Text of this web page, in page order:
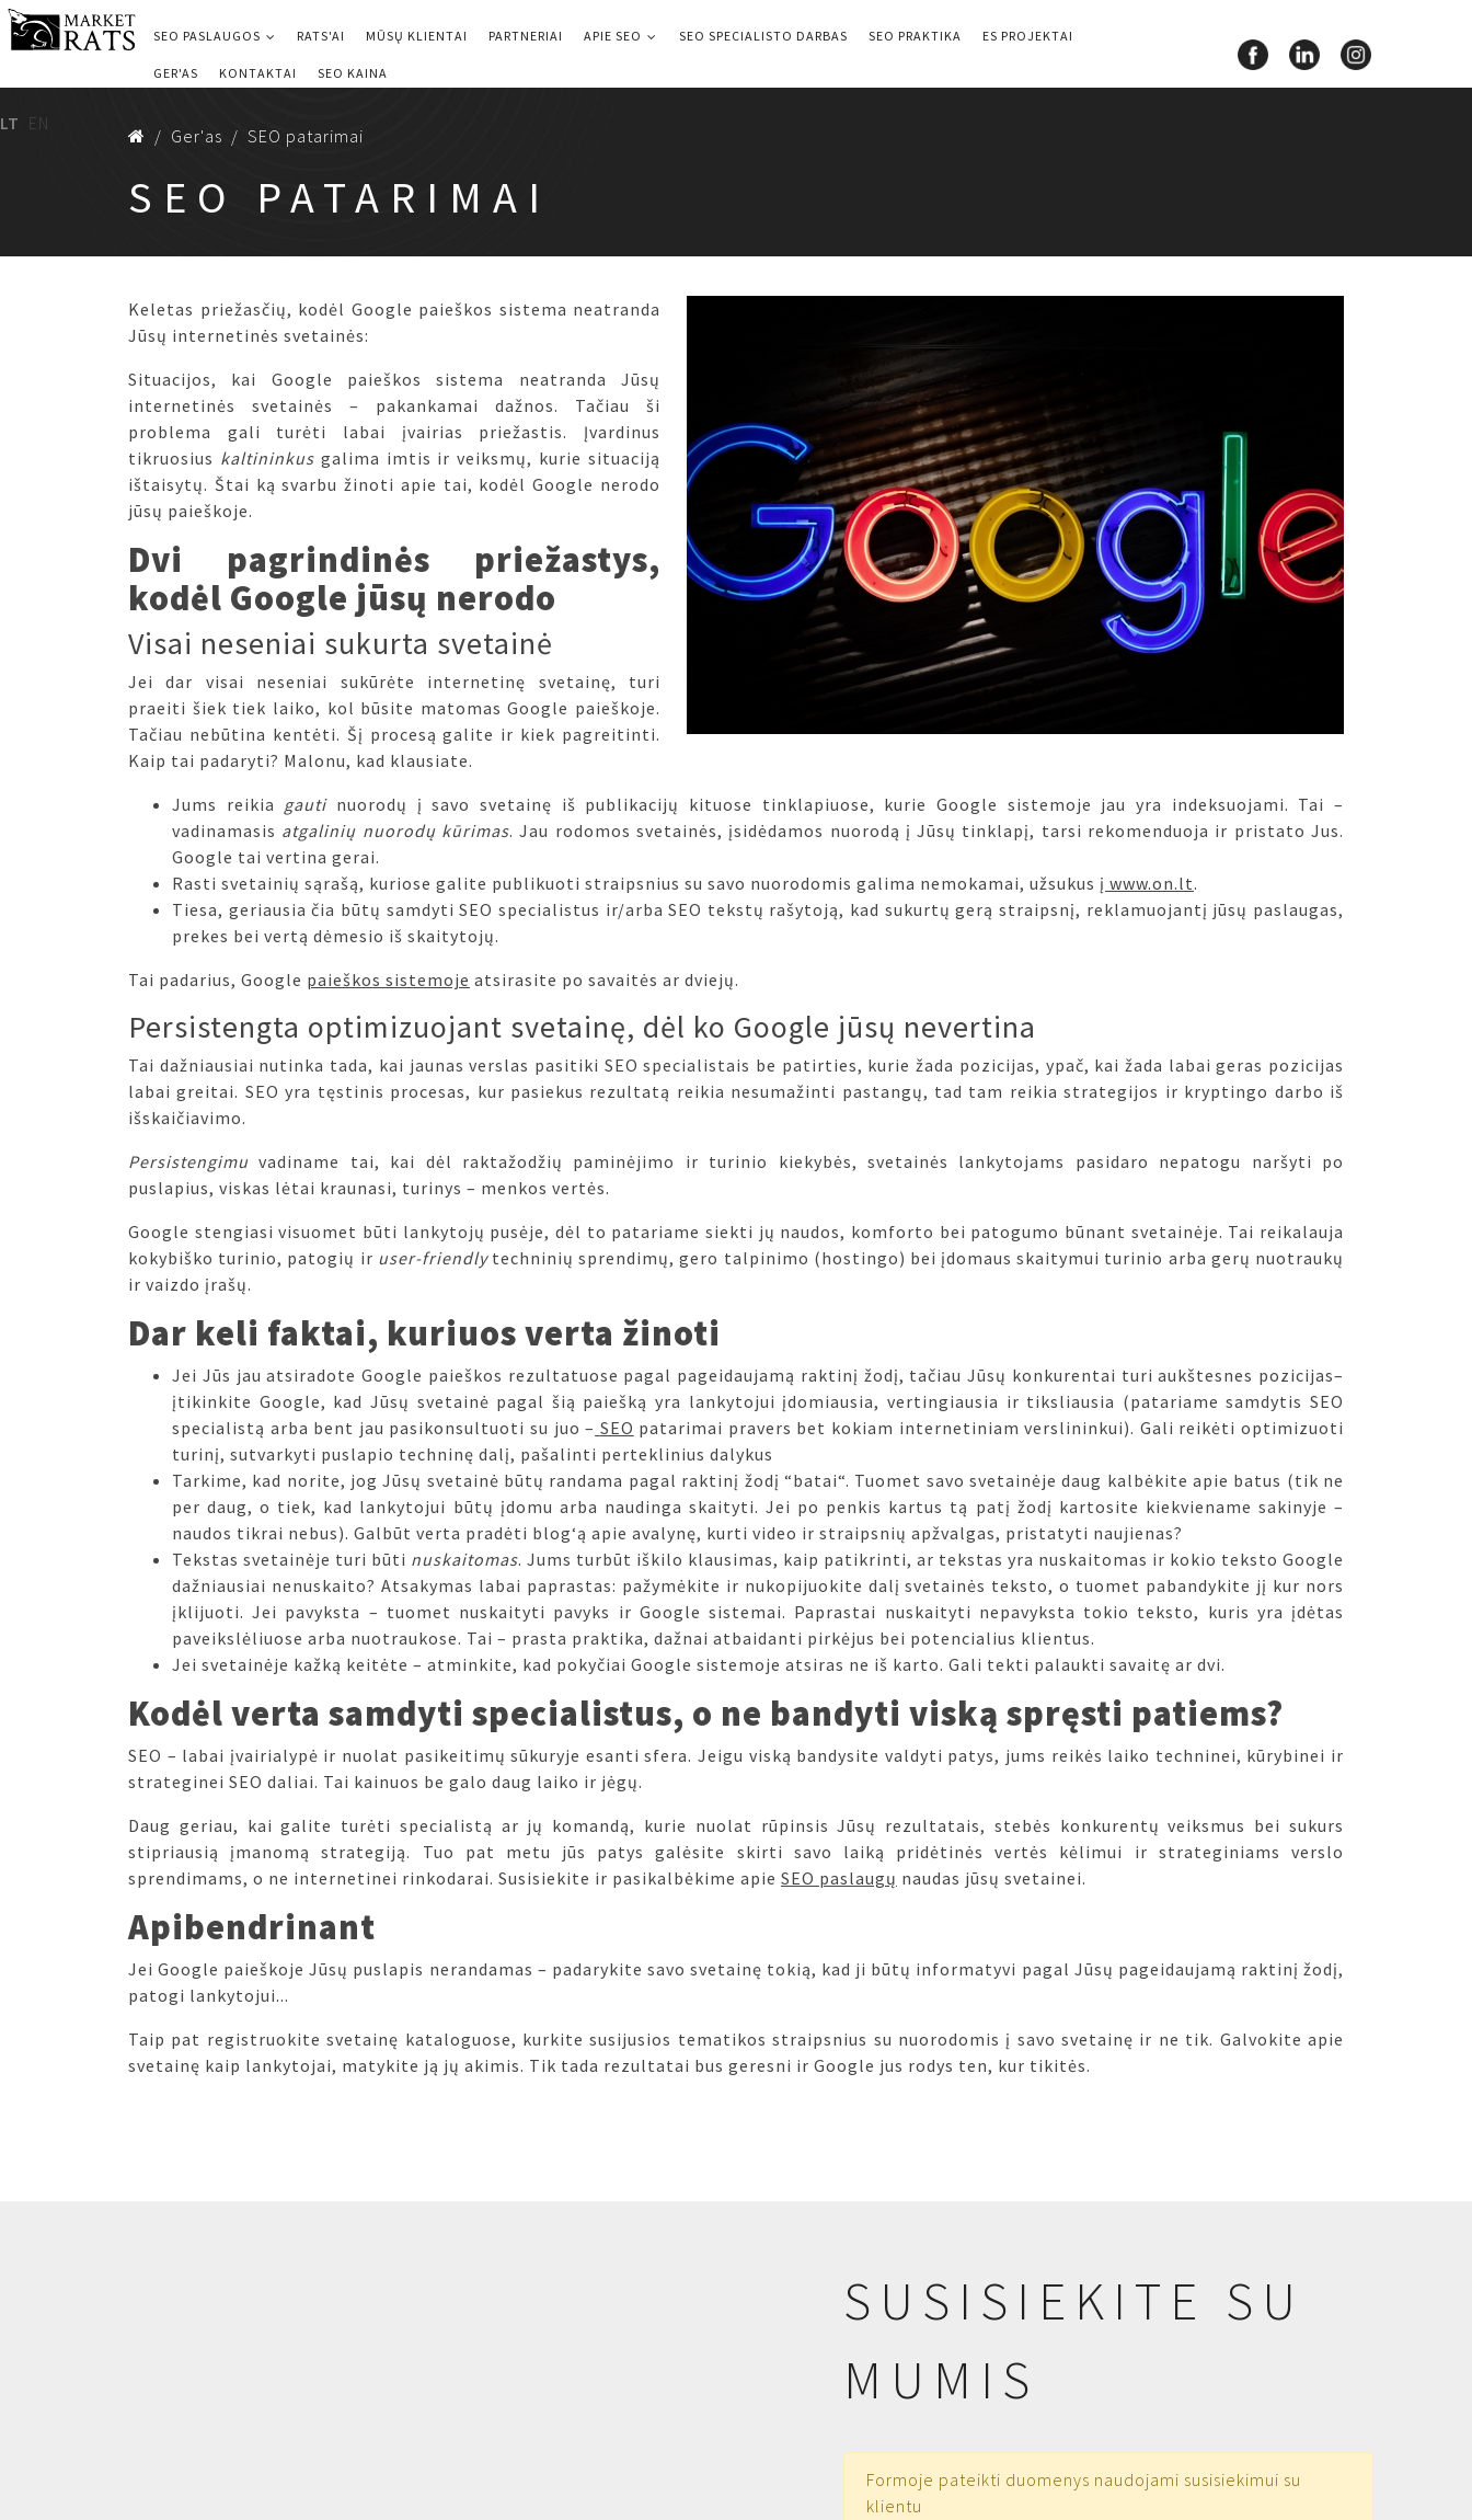
SEO PASLAUGOS RATS'AI MŪSŲ KLIENTAI PARTNERIAI APIE SEO SEO SPECIALISTO DARBAS SEO PRAKTIKA ES PROJEKTAI
GER'AS KONTAKTAI SEO KAINA
LT EN
Ger'as SEO patarimai
SEO PATARIMAI
Keletas priežasčių, kodėl Google paieškos sistema neatranda
Jūsų internetinės svetainės:
Situacijos, kai Google paieškos sistema neatranda Jūsų
internetinės svetainės – pakankamai dažnos. Tačiau ši
problema gali turėti labai įvairias priežastis. Įvardinus
tikruosius kaltininkus galima imtis ir veiksmų, kurie situaciją
ištaisytų. Štai ką svarbu žinoti apie tai, kodėl Google nerodo
jūsų paieškoje.
Dvi pagrindinės priežastys,
kodėl Google jūsų nerodo
Visai neseniai sukurta svetainė
Jei dar visai neseniai sukūrėte internetinę svetainę, turi
praeiti šiek tiek laiko, kol būsite matomas Google paieškoje.
Tačiau nebūtina kentėti. Šį procesą galite ir kiek pagreitinti.
Kaip tai padaryti? Malonu, kad klausiate.
Jums reikia gauti nuorodų į savo svetainę iš publikacijų kituose tinklapiuose, kurie Google sistemoje jau yra indeksuojami. Tai –
vadinamasis atgalinių nuorodų kūrimas. Jau rodomos svetainės, įsidėdamos nuorodą į Jūsų tinklapį, tarsi rekomenduoja ir pristato Jus.
Google tai vertina gerai.
Rasti svetainių sąrašą, kuriose galite publikuoti straipsnius su savo nuorodomis galima nemokamai, užsukus į www.on.lt.
Tiesa, geriausia čia būtų samdyti SEO specialistus ir/arba SEO tekstų rašytoją, kad sukurtų gerą straipsnį, reklamuojantį jūsų paslaugas,
prekes bei vertą dėmesio iš skaitytojų.
Tai padarius, Google paieškos sistemoje atsirasite po savaitės ar dviejų.
Persistengta optimizuojant svetainę, dėl ko Google jūsų nevertina
Tai dažniausiai nutinka tada, kai jaunas verslas pasitiki SEO specialistais be patirties, kurie žada pozicijas, ypač, kai žada labai geras pozicijas
labai greitai. SEO yra tęstinis procesas, kur pasiekus rezultatą reikia nesumažinti pastangų, tad tam reikia strategijos ir kryptingo darbo iš
išskaičiavimo.
Persistengimu vadiname tai, kai dėl raktažodžių paminėjimo ir turinio kiekybės, svetainės lankytojams pasidaro nepatogu naršyti po
puslapius, viskas lėtai kraunasi, turinys – menkos vertės.
Google stengiasi visuomet būti lankytojų pusėje, dėl to patariame siekti jų naudos, komforto bei patogumo būnant svetainėje. Tai reikalauja
kokybiško turinio, patogių ir user-friendly techninių sprendimų, gero talpinimo (hostingo) bei įdomaus skaitymui turinio arba gerų nuotraukų
ir vaizdo įrašų.
Dar keli faktai, kuriuos verta žinoti
Jei Jūs jau atsiradote Google paieškos rezultatuose pagal pageidaujamą raktinį žodį, tačiau Jūsų konkurentai turi aukštesnes pozicijas–
įtikinkite Google, kad Jūsų svetainė pagal šią paiešką yra lankytojui įdomiausia, vertingiausia ir tiksliausia (patariame samdytis SEO
specialistą arba bent jau pasikonsultuoti su juo – SEO patarimai pravers bet kokiam internetiniam verslininkui). Gali reikėti optimizuoti
turinį, sutvarkyti puslapio techninę dalį, pašalinti perteklinius dalykus
Tarkime, kad norite, jog Jūsų svetainė būtų randama pagal raktinį žodį “batai“. Tuomet savo svetainėje daug kalbėkite apie batus (tik ne
per daug, o tiek, kad lankytojui būtų įdomu arba naudinga skaityti. Jei po penkis kartus tą patį žodį kartosite kiekviename sakinyje –
naudos tikrai nebus). Galbūt verta pradėti blog‘ą apie avalynę, kurti video ir straipsnių apžvalgas, pristatyti naujienas?
Tekstas svetainėje turi būti nuskaitomas. Jums turbūt iškilo klausimas, kaip patikrinti, ar tekstas yra nuskaitomas ir kokio teksto Google
dažniausiai nenuskaito? Atsakymas labai paprastas: pažymėkite ir nukopijuokite dalį svetainės teksto, o tuomet pabandykite jį kur nors
įklijuoti. Jei pavyksta – tuomet nuskaityti pavyks ir Google sistemai. Paprastai nuskaityti nepavyksta tokio teksto, kuris yra įdėtas
paveikslėliuose arba nuotraukose. Tai – prasta praktika, dažnai atbaidanti pirkėjus bei potencialius klientus.
Jei svetainėje kažką keitėte – atminkite, kad pokyčiai Google sistemoje atsiras ne iš karto. Gali tekti palaukti savaitę ar dvi.
Kodėl verta samdyti specialistus, o ne bandyti viską spręsti patiems?
SEO – labai įvairialypė ir nuolat pasikeitimų sūkuryje esanti sfera. Jeigu viską bandysite valdyti patys, jums reikės laiko techninei, kūrybinei ir
strateginei SEO daliai. Tai kainuos be galo daug laiko ir jėgų.
Daug geriau, kai galite turėti specialistą ar jų komandą, kurie nuolat rūpinsis Jūsų rezultatais, stebės konkurentų veiksmus bei sukurs
stipriausią įmanomą strategiją. Tuo pat metu jūs patys galėsite skirti savo laiką pridėtinės vertės kėlimui ir strateginiams verslo
sprendimams, o ne internetinei rinkodarai. Susisiekite ir pasikalbėkime apie SEO paslaugų naudas jūsų svetainei.
Apibendrinant
Jei Google paieškoje Jūsų puslapis nerandamas – padarykite savo svetainę tokią, kad ji būtų informatyvi pagal Jūsų pageidaujamą raktinį žodį,
patogi lankytojui...
Taip pat registruokite svetainę kataloguose, kurkite susijusios tematikos straipsnius su nuorodomis į savo svetainę ir ne tik. Galvokite apie
svetainę kaip lankytojai, matykite ją jų akimis. Tik tada rezultatai bus geresni ir Google jus rodys ten, kur tikitės.
SUSISIEKITE SU
MUMIS
Formoje pateikti duomenys naudojami susisiekimui su
klientu